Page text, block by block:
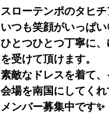
スローテンポのタヒ
いつも笑顔がいっぱ
ひとつひとつ丁寧に
を受けて頂けます。
素敵なドレスを着て、
会場を南国にしてく
メンバー募集中です✨